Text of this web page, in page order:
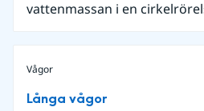
vattenmassan i en
Vågor
Långa vågor